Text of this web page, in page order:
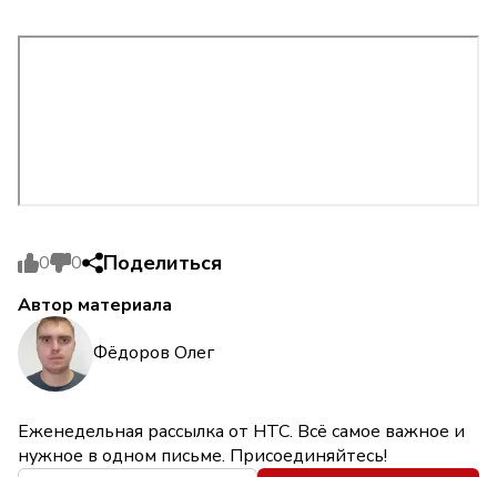
0 0 Поделиться
Автор материала
Фёдоров Олег
Еженедельная рассылка от НТС. Всё самое важное и
нужное в одном письме. Присоединяйтесь!